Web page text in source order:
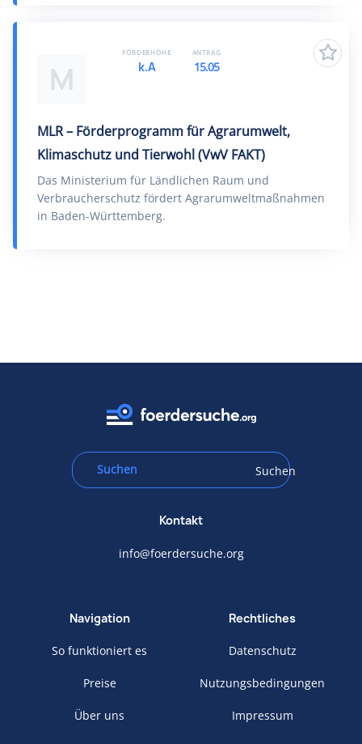
M
MLR – Förderprogramm für Agrarumwelt,
Klimaschutz und Tierwohl (VwV FAKT)
Das Ministerium für Ländlichen Raum und
Verbraucherschutz fördert Agrarumweltmaßnahmen
in Baden-Württemberg.
FÖRDERHÖHE
k.A
ANTRAG
15.05
Suchen
Kontakt
info@foerdersuche.org
Navigation
So funktioniert es
Preise
Über uns
Rechtliches
Datenschutz
Nutzungsbedingungen
Impressum